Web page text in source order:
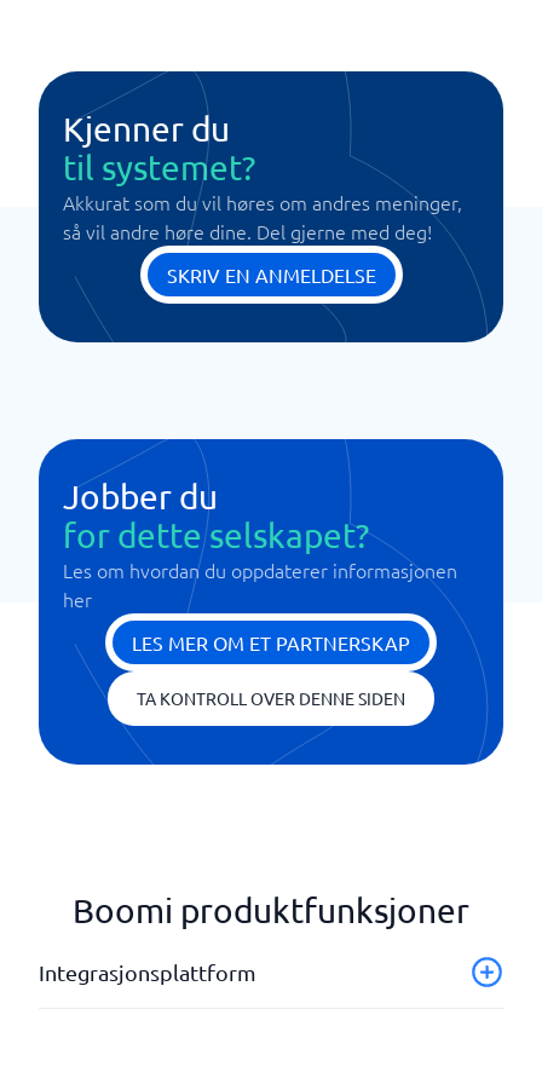
Kjenner du
til systemet?
Akkurat som du vil høres om andres meninger,
så vil andre høre dine. Del gjerne med deg!
SKRIV EN ANMELDELSE
Jobber du
for dette selskapet?
Les om hvordan du oppdaterer informasjonen
her
LES MER OM ET PARTNERSKAP
TA KONTROLL OVER DENNE SIDEN
Boomi produktfunksjoner
Integrasjonsplattform